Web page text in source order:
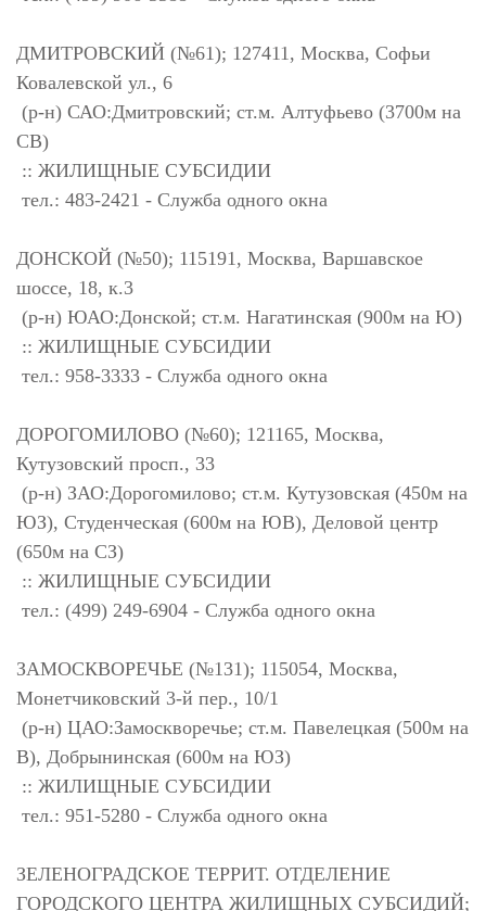
ДМИТРОВСКИЙ (№61); 127411, Москва, Софьи
Ковалевской ул., 6
(р-н) САО:Дмитровский; ст.м. Алтуфьево (3700м на
СВ)
:: ЖИЛИЩНЫЕ СУБСИДИИ
тел.: 483-2421 - Служба одного окна
ДОНСКОЙ (№50); 115191, Москва, Варшавское
шоссе, 18, к.3
(р-н) ЮАО:Донской; ст.м. Нагатинская (900м на Ю)
:: ЖИЛИЩНЫЕ СУБСИДИИ
тел.: 958-3333 - Служба одного окна
ДОРОГОМИЛОВО (№60); 121165, Москва,
Кутузовский просп., 33
(р-н) ЗАО:Дорогомилово; ст.м. Кутузовская (450м на
ЮЗ), Студенческая (600м на ЮВ), Деловой центр
(650м на СЗ)
:: ЖИЛИЩНЫЕ СУБСИДИИ
тел.: (499) 249-6904 - Служба одного окна
ЗАМОСКВОРЕЧЬЕ (№131); 115054, Москва,
Монетчиковский 3-й пер., 10/1
(р-н) ЦАО:Замоскворечье; ст.м. Павелецкая (500м на
В), Добрынинская (600м на ЮЗ)
:: ЖИЛИЩНЫЕ СУБСИДИИ
тел.: 951-5280 - Служба одного окна
ЗЕЛЕНОГРАДСКОЕ ТЕРРИТ. ОТДЕЛЕНИЕ
ГОРОДСКОГО ЦЕНТРА ЖИЛИЩНЫХ СУБСИДИЙ;